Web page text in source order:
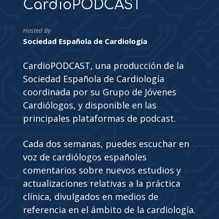
CardioPODCAST
Hosted By
Sociedad Española de Cardiología
CardioPODCAST, una producción de la
Sociedad Española de Cardiología
coordinada por su Grupo de Jóvenes
Cardiólogos, y disponible en las
principales plataformas de podcast.
Cada dos semanas, puedes escuchar en
voz de cardiólogos españoles
comentarios sobre nuevos estudios y
actualizaciones relativas a la práctica
clínica, divulgados en medios de
referencia en el ámbito de la cardiología.